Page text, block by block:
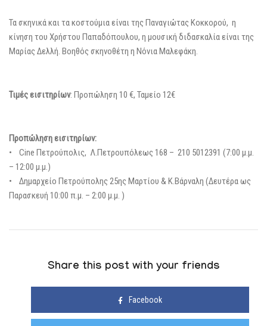
Τα σκηνικά και τα κοστούμια είναι της Παναγιώτας Κοκκορού, η
κίνηση του Χρήστου Παπαδόπουλου, η μουσική διδασκαλία είναι της
Μαρίας Δελλή. Βοηθός σκηνοθέτη η Νόνια Μαλεφάκη.
Τιμές εισιτηρίων: Προπώληση 10 €, Ταμείο 12€
Προπώληση εισιτηρίων:
• Cine Πετρούπολις, Λ.Πετρουπόλεως 168 – 210 5012391 (7:00 μ.μ.
– 12:00 μ.μ.)
• Δημαρχείο Πετρούπολης 25ης Μαρτίου & Κ.Βάρναλη (Δευτέρα ως
Παρασκευή 10:00 π.μ. – 2:00 μ.μ. )
Share this post with your friends
Facebook